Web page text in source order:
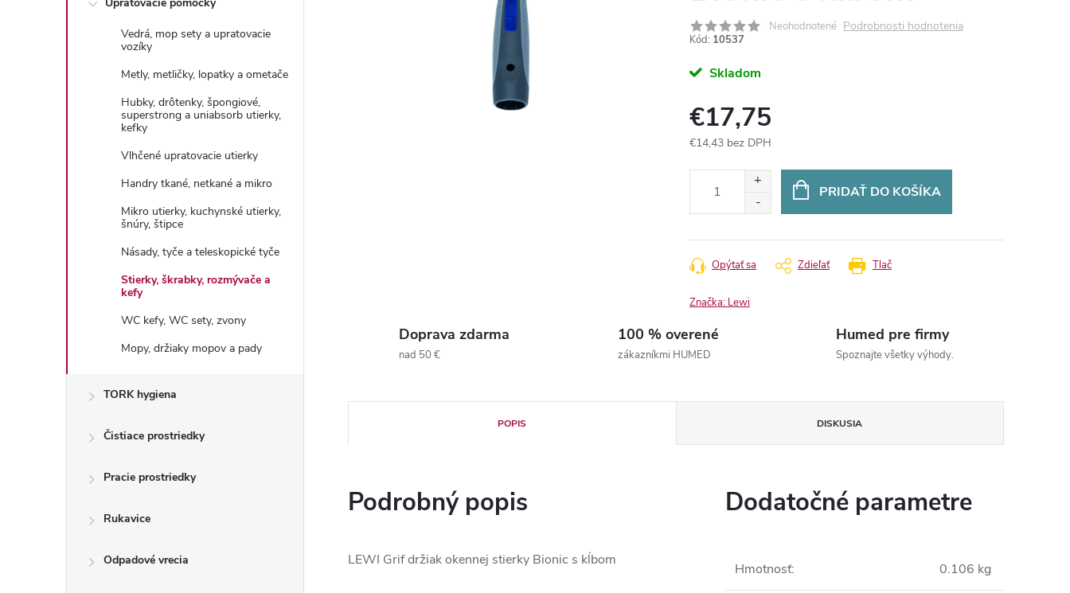
Vedrá, mop sety a upratovacie
vozíky
Metly, metličky, lopatky a ometače
Hubky, drôtenky, špongiové,
superstrong a uniabsorb utierky,
kefky
Vlhčené upratovacie utierky
Handry tkané, netkané a mikro
Mikro utierky, kuchynské utierky,
šnúry, štipce
Násady, tyče a teleskopické tyče
Stierky, škrabky, rozmývače a
kefy
WC kefy, WC sety, zvony
Mopy, držiaky mopov a pady
TORK hygiena
Čistiace prostriedky
Pracie prostriedky
Rukavice
Odpadové vrecia
Neohodnotené Podrobnosti hodnotenia
Kód: 10537
Skladom
€17,75
€14,43 bez DPH
PRIDAŤ DO KOŠÍKA
Tlač
Opýtať sa Zdieľať
Značka: Lewi
Doprava zdarma
nad 50 €
100 % overené
zákazníkmi HUMED
Humed pre firmy
Spoznajte všetky výhody.
POPIS DISKUSIA
Podrobný popis
LEWI Grif držiak okennej stierky Bionic s kĺbom
Dodatočné parametre
Hmotnosť: 0.106 kg